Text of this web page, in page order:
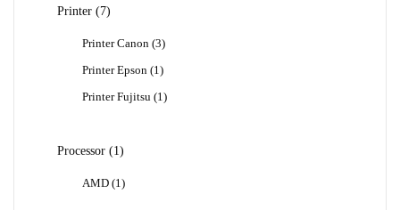
Printer
77
Printer Canon 33
Printer Epson 11
Printer Fujitsu 11
Processor 11
AMD 11